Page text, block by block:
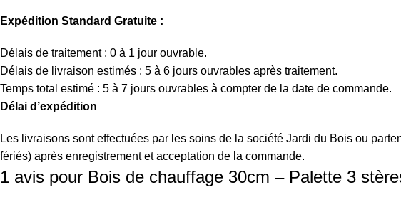
Expédition Standard Gratuite :
Délais de traitement : 0 à 1 jour ouvrable.
Délais de livraison estimés : 5 à 6 jours ouvrables après traitement.
Temps total estimé : 5 à 7 jours ouvrables à compter de la date de commande.
Délai d’expédition
Les livraisons sont effectuées par les soins de la société Jardi du Bois ou
fériés) après enregistrement et acceptation de la commande.
1 avis pour Bois de chauffage 30cm – Palette 3